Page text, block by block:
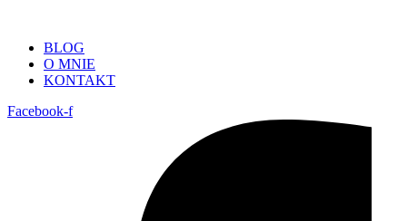
BLOG
O MNIE
KONTAKT
Facebook-f